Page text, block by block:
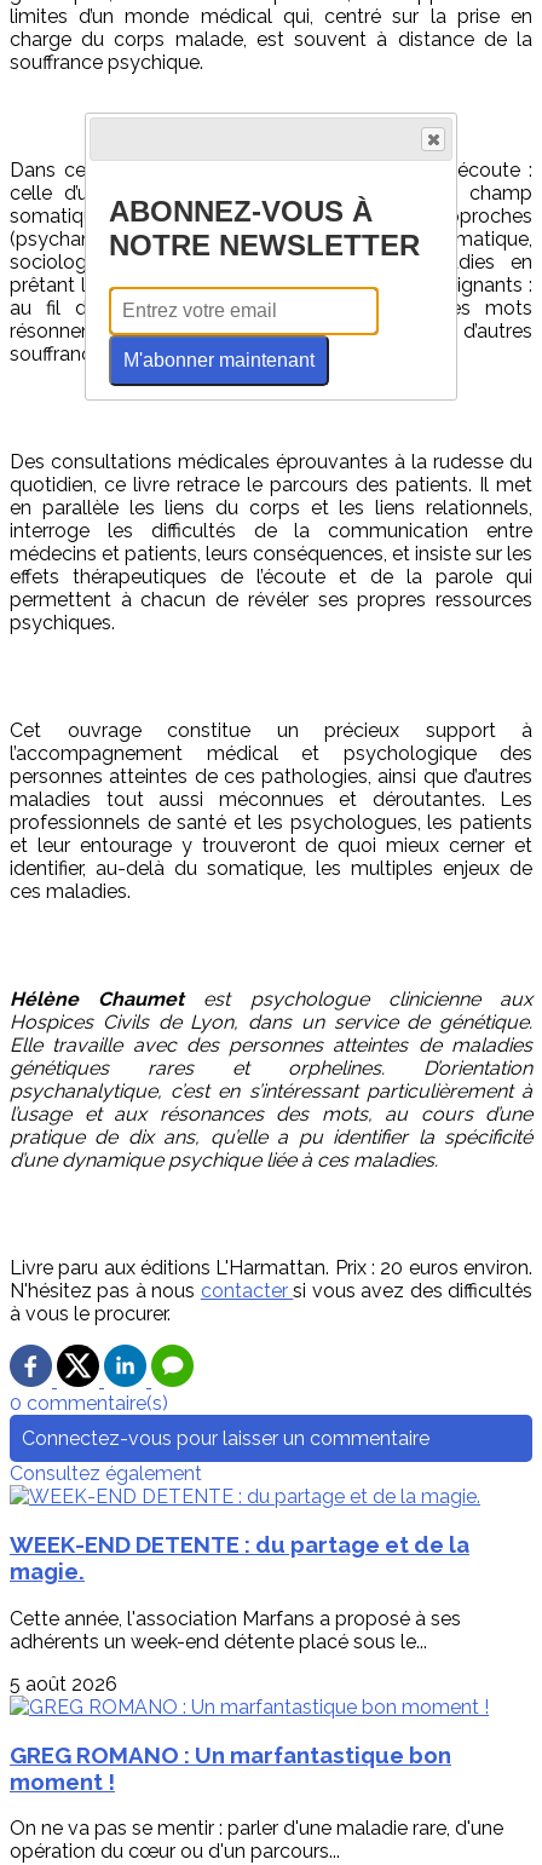
limites d’un monde médical qui, centré sur la prise en
charge du corps malade, est souvent à distance de la
souffrance psychique.
Dans cet ouvrage, il est précisément question d’écoute :
celle d’une souffrance qui ne se limite pas au champ
somatique. À l’aide de différentes approches
(psychanalytique, transgénérationnelle, psychosomatique,
sociologique) l’auteur aborde ces deux maladies en
prêtant l’oreille au discours des patients et des soignants :
au fil des entretiens et des consultations, les mots
résonnent de façon particulière et parlent d’autres
souffrances que de celles du corps.
Des consultations médicales éprouvantes à la rudesse du
quotidien, ce livre retrace le parcours des patients. Il met
en parallèle les liens du corps et les liens relationnels,
interroge les difficultés de la communication entre
médecins et patients, leurs conséquences, et insiste sur les
effets thérapeutiques de l’écoute et de la parole qui
permettent à chacun de révéler ses propres ressources
psychiques.
Cet ouvrage constitue un précieux support à
l’accompagnement médical et psychologique des
personnes atteintes de ces pathologies, ainsi que d’autres
maladies tout aussi méconnues et déroutantes. Les
professionnels de santé et les psychologues, les patients
et leur entourage y trouveront de quoi mieux cerner et
identifier, au-delà du somatique, les multiples enjeux de
ces maladies.
Hélène Chaumetest psychologue clinicienne aux
Hospices Civils de Lyon, dans un service de génétique.
Elle travaille avec des personnes atteintes de maladies
génétiques rares et orphelines. D’orientation
psychanalytique, c’est en s’intéressant particulièrement à
l’usage et aux résonances des mots, au cours d’une
pratique de dix ans, qu’elle a pu identifier la spécificité
d’une dynamique psychique liée à ces maladies.
Livre paru aux éditions L'Harmattan. Prix : 20 euros environ.
N'hésitez pas à nous contactersi vous avez des difficultés
à vous le procurer.
0 commentaire(s)
Connectez-vous pour laisser un commentaire
Consultez également
WEEK-END DETENTE : du partage et de la
magie.
Cette année, l'association Marfans a proposé à ses
adhérents un week-end détente placé sous le...
5 août 2026
GREG ROMANO : Un marfantastique bon
moment !
On ne va pas se mentir : parler d'une maladie rare, d'une
opération du cœur ou d'un parcours...
ABONNEZ-VOUS À
NOTRE NEWSLETTER
M'abonner maintenant